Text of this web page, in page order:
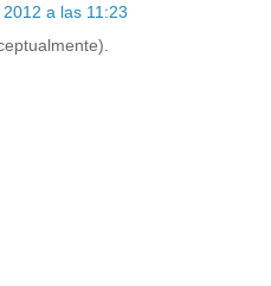
a las 11:23